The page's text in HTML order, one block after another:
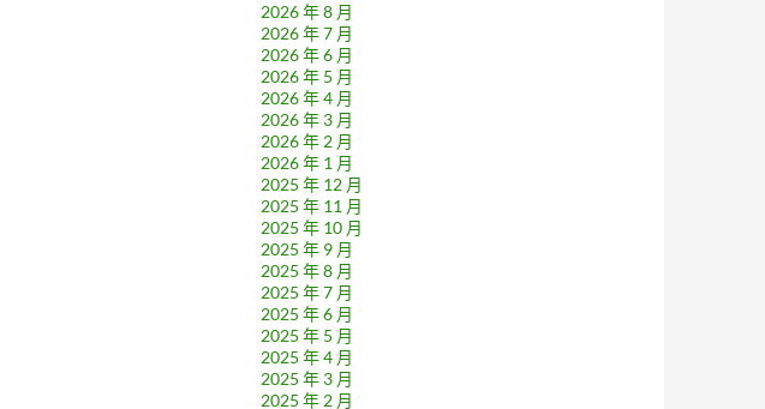
2026 年 8 月
2026 年 7 月
2026 年 6 月
2026 年 5 月
2026 年 4 月
2026 年 3 月
2026 年 2 月
2026 年 1 月
2025 年 12 月
2025 年 11 月
2025 年 10 月
2025 年 9 月
2025 年 8 月
2025 年 7 月
2025 年 6 月
2025 年 5 月
2025 年 4 月
2025 年 3 月
2025 年 2 月